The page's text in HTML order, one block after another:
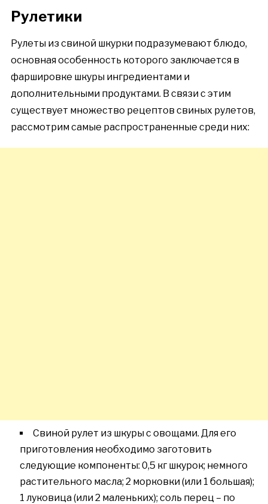
Рулетики
Рулеты из свиной шкурки подразумевают блюдо,
основная особенность которого заключается в
фаршировке шкуры ингредиентами и
дополнительными продуктами. В связи с этим
существует множество рецептов свиных рулетов,
рассмотрим самые распространенные среди них:
Свиной рулет из шкуры с овощами. Для его
приготовления необходимо заготовить
следующие компоненты: 0,5 кг шкурок; немного
растительного масла; 2 морковки (или 1 большая);
1 луковица (или 2 маленьких); соль перец – по